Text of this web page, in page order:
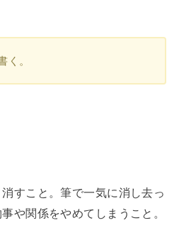
く。
すこと。筆で一気に消し去っ
や関係をやめてしまうこと。